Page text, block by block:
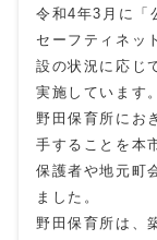
令和4年3月に「
セーフティネッ
設の状況に応じ
実施しています。
野田保育所にお
手することを本
保護者や地元町
ました。
野田保育所は、